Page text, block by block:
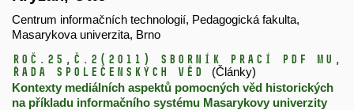
Centrum informačních technologií, Pedagogická fakulta,
Masarykova univerzita, Brno
Roč.25, č.2 (2011)
Sborník prací PdF MU,
řada společenských věd
(Články)
Kontexty mediálních aspektů pomocných věd historických
na příkladu informačního systému Masarykovy univerzity